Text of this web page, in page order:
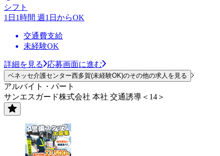
シフト
1日1時間 週1日からOK
交通費支給
未経験OK
詳細を見る 応募画面に進む
ベネッセ介護センター西多賀(未経験OK)のその他の求人を見る
アルバイト・パート
サンエスガード株式会社 本社 交通誘導＜14＞